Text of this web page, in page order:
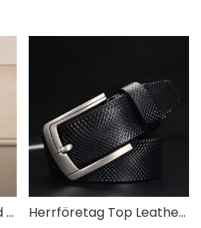
Business Herrbälte Med Automatisk Spänne
Herrföretag Top Leather Man Belt